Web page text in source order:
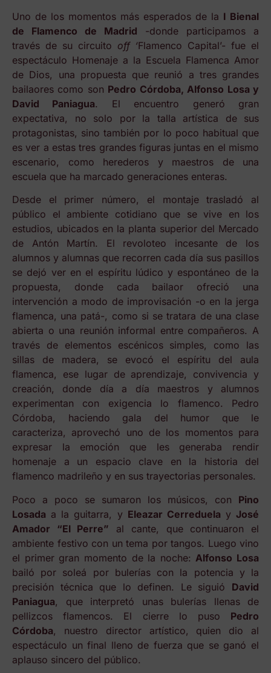
Uno de los momentos más esperados de la I Bienal
de Flamenco de Madrid -donde participamos a
través de su circuito off ‘Flamenco Capital’- fue el
espectáculo Homenaje a la Escuela Flamenca Amor
de Dios, una propuesta que reunió a tres grandes
bailaores como son Pedro Córdoba, Alfonso Losa y
David Paniagua. El encuentro generó gran
expectativa, no solo por la talla artística de sus
protagonistas, sino también por lo poco habitual que
es ver a estas tres grandes figuras juntas en el mismo
escenario, como herederos y maestros de una
escuela que ha marcado generaciones enteras.
Desde el primer número, el montaje trasladó al
público el ambiente cotidiano que se vive en los
estudios, ubicados en la planta superior del Mercado
de Antón Martín. El revoloteo incesante de los
alumnos y alumnas que recorren cada día sus pasillos
se dejó ver en el espíritu lúdico y espontáneo de la
propuesta, donde cada bailaor ofreció una
intervención a modo de improvisación -o en la jerga
flamenca, una patá-, como si se tratara de una clase
abierta o una reunión informal entre compañeros. A
través de elementos escénicos simples, como las
sillas de madera, se evocó el espíritu del aula
flamenca, ese lugar de aprendizaje, convivencia y
creación, donde día a día maestros y alumnos
experimentan con exigencia lo flamenco. Pedro
Córdoba, haciendo gala del humor que le
caracteriza, aprovechó uno de los momentos para
expresar la emoción que les generaba rendir
homenaje a un espacio clave en la historia del
flamenco madrileño y en sus trayectorias personales.
Poco a poco se sumaron los músicos, con Pino
Losada a la guitarra, y Eleazar Cerreduela y José
Amador “El Perre” al cante, que continuaron el
ambiente festivo con un tema por tangos. Luego vino
el primer gran momento de la noche: Alfonso Losa
bailó por soleá por bulerías con la potencia y la
precisión técnica que lo definen. Le siguió David
Paniagua, que interpretó unas bulerías llenas de
pellizcos flamencos. El cierre lo puso Pedro
Córdoba, nuestro director artístico, quien dio al
espectáculo un final lleno de fuerza que se ganó el
aplauso sincero del público.